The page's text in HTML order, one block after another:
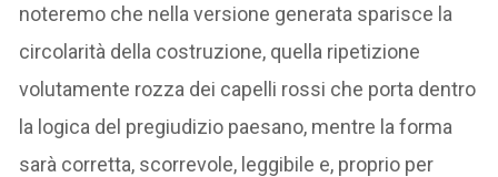
noteremo che nella versione generata sparisce la
circolarità della costruzione, quella ripetizione
volutamente rozza dei capelli rossi che porta dentro
la logica del pregiudizio paesano, mentre la forma
sarà corretta, scorrevole, leggibile e, proprio per